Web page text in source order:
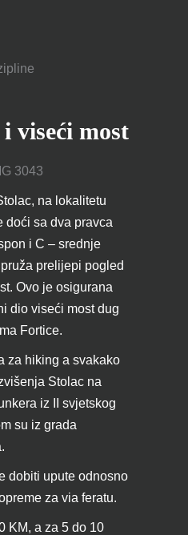
viseći most
na lokalitetu
doći sa dva pravca
i C – srednje
prelijepi pogled
Ovo je osigurana
dio viseći most dug
Fortice.
za hiking a svakako
Stolac na
iz II svjetskog
su iz grada
dobiti upute odnosno
za via feratu.
KM, a za 5 do 10